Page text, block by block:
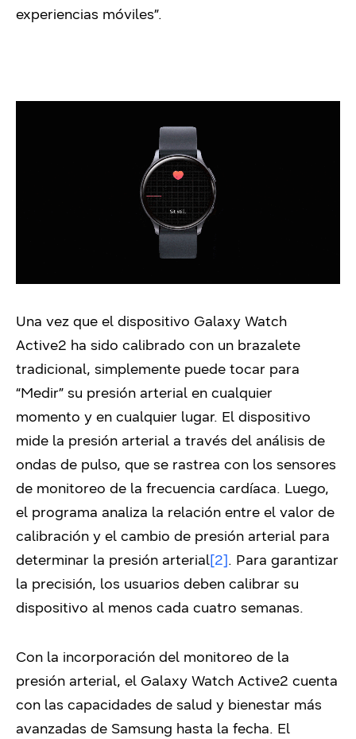
experiencias móviles”.
Una vez que el dispositivo Galaxy Watch
Active2 ha sido calibrado con un brazalete
tradicional, simplemente puede tocar para
“Medir” su presión arterial en cualquier
momento y en cualquier lugar. El dispositivo
mide la presión arterial a través del análisis de
ondas de pulso, que se rastrea con los sensores
de monitoreo de la frecuencia cardíaca. Luego,
el programa analiza la relación entre el valor de
calibración y el cambio de presión arterial para
determinar la presión arterial[2]. Para garantizar
la precisión, los usuarios deben calibrar su
dispositivo al menos cada cuatro semanas.
Con la incorporación del monitoreo de la
presión arterial, el Galaxy Watch Active2 cuenta
con las capacidades de salud y bienestar más
avanzadas de Samsung hasta la fecha. El